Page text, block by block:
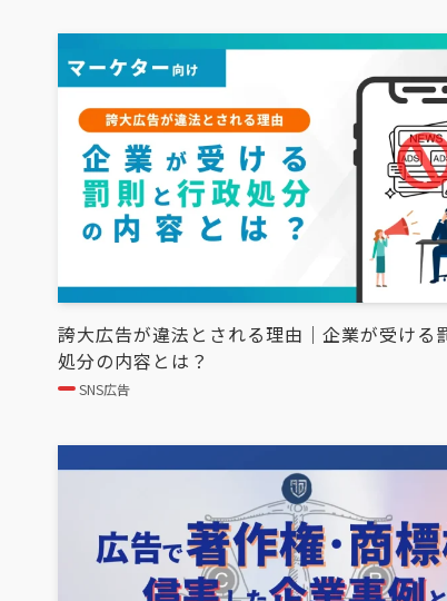
誇大広告が違法とされる理由｜企業が受ける
処分の内容とは？
SNS広告